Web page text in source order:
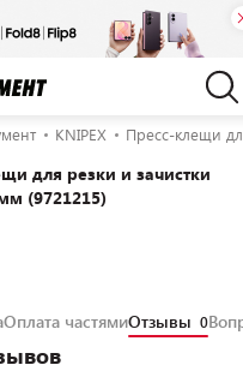
KNIPEX Пресс-клещи
для резки и зачистки
(9721215)
Оплата частямиОтзывы 0